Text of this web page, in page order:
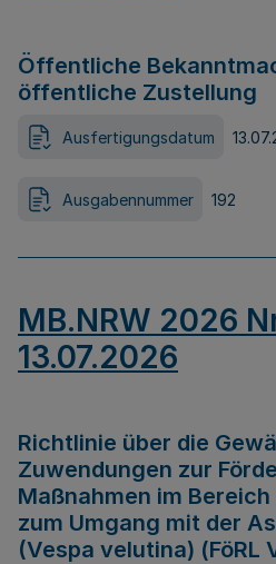
Öffentliche
öffentliche Zustellung
Ausfertigungsdatum
Ausgabennummer 192
MB.NRW 2026
13.07.2026
Richtlinie über die
Zuwendungen zur
Maßnahmen im
zum Umgang mit der
(Vespa velutina) (FöRL